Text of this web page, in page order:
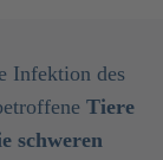
Infektion des
Tiere
schweren